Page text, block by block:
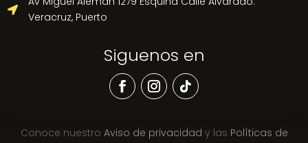

Veracruz, Puerto
Siguenos en
Conoce nuestro Aviso de privacidad y las Políticas de